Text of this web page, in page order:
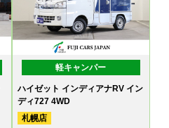
軽キャンパー
ハイゼット インディアナRV イン
ディ727 4WD
札幌店